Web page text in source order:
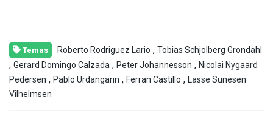
Temas Roberto Rodriguez Lario , Tobias Schjolberg Grondahl
, Gerard Domingo Calzada , Peter Johannesson , Nicolai Nygaard
Pedersen , Pablo Urdangarin , Ferran Castillo , Lasse Sunesen
Vilhelmsen